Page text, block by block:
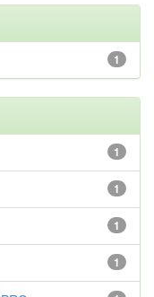
1
1
1
1
1